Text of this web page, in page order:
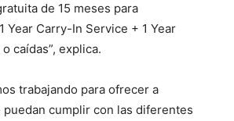
de 15 meses para
Carry-In Service + 1 Year
caídas”, explica.
trabajando para ofrecer a
cumplir con las diferentes